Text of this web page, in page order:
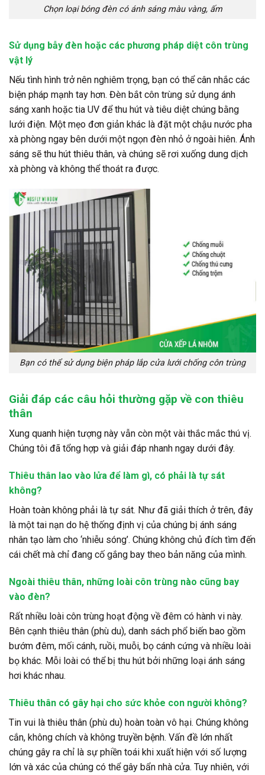
Chọn loại bóng đèn có ánh sáng màu vàng, ấm
Sử dụng bẫy đèn hoặc các phương pháp diệt côn trùng
vật lý
Nếu tình hình trở nên nghiêm trọng, bạn có thể cân nhắc các
biện pháp mạnh tay hơn. Đèn bắt côn trùng sử dụng ánh
sáng xanh hoặc tia UV để thu hút và tiêu diệt chúng bằng
lưới điện. Một mẹo đơn giản khác là đặt một chậu nước pha
xà phòng ngay bên dưới một ngọn đèn nhỏ ở ngoài hiên. Ánh
sáng sẽ thu hút thiêu thân, và chúng sẽ rơi xuống dung dịch
xà phòng và không thể thoát ra được.
Bạn có thể sử dụng biện pháp lắp cửa lưới chống côn trùng
Giải đáp các câu hỏi thường gặp về con thiêu
thân
Xung quanh hiện tượng này vẫn còn một vài thắc mắc thú vị.
Chúng tôi đã tổng hợp và giải đáp nhanh ngay dưới đây.
Thiêu thân lao vào lửa để làm gì, có phải là tự sát
không?
Hoàn toàn không phải là tự sát. Như đã giải thích ở trên, đây
là một tai nạn do hệ thống định vị của chúng bị ánh sáng
nhân tạo làm cho ‘nhiễu sóng’. Chúng không chủ đích tìm đến
cái chết mà chỉ đang cố gắng bay theo bản năng của mình.
Ngoài thiêu thân, những loài côn trùng nào cũng bay
vào đèn?
Rất nhiều loài côn trùng hoạt động về đêm có hành vi này.
Bên cạnh thiêu thân (phù du), danh sách phổ biến bao gồm
bướm đêm, mối cánh, ruồi, muỗi, bọ cánh cứng và nhiều loài
bọ khác. Mỗi loài có thể bị thu hút bởi những loại ánh sáng
hơi khác nhau.
Thiêu thân có gây hại cho sức khỏe con người không?
Tin vui là thiêu thân (phù du) hoàn toàn vô hại. Chúng không
cắn, không chích và không truyền bệnh. Vấn đề lớn nhất
chúng gây ra chỉ là sự phiền toái khi xuất hiện với số lượng
lớn và xác của chúng có thể gây bẩn nhà cửa. Tuy nhiên, với